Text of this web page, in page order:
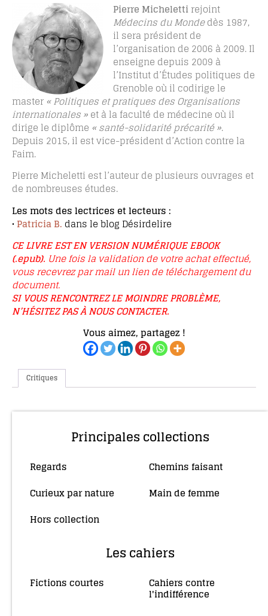
Pierre Michelettirejoint
Médecins du Mondedès 1987,
il sera président de
l’organisation de 2006 à 2009. Il
enseigne depuis 2009 à
l’Institut d’Études politiques de
Grenoble où il codirige le
master« Politiques et pratiques des Organisations
internationales »et à la faculté de médecine où il
dirige le diplôme « santé-solidarité précarité ».
Depuis 2015, il est vice-président d’Action contre la
Faim.
Pierre Micheletti est l’auteur de plusieurs ouvrages et
de nombreuses études.
Les mots des lectrices et lecteurs :
• Patricia B. dans le blog Désirdelire
CE LIVRE EST EN VERSION NUMÉRIQUE EBOOK
(.epub). Une fois la validation de votre achat effectué,
vous recevrez par mail un lien de téléchargement du
document.
SI VOUS RENCONTREZ LE MOINDRE PROBLÈME,
N’HÉSITEZ PAS À NOUS CONTACTER.
Vous aimez, partagez !
Critiques
Principales collections
Regards Chemins faisant
Curieux par nature Main de femme
Hors collection
Les cahiers
Fictions courtes Cahiers contre
l'indifférence